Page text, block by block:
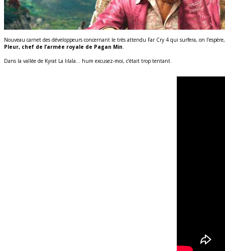
Nouveau carnet des développeurs concernant le très attendu Far Cry 4 qui surfera, on l’espère,
Pleur, chef de l’armée royale de Pagan Min.
Dans la vallée de Kyrat La lilala… hum excusez-moi, c’était trop tentant.